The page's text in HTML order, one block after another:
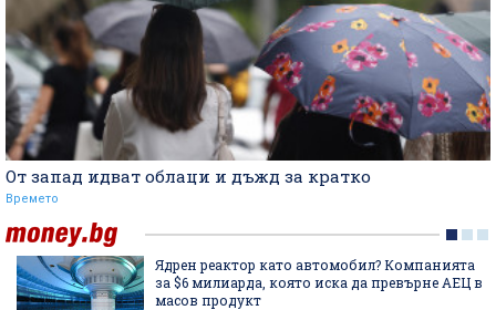
От запад идват облаци и дъжд за кратко
Времето
Ядрен реактор като автомобил? Компанията
за $6 милиарда, която иска да превърне АЕЦ в
масов продукт